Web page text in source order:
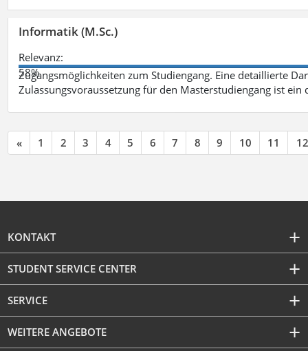
Informatik (M.Sc.)
Relevanz:
58%
Zugangsmöglichkeiten zum Studiengang. Eine detaillierte
Zulassungsvoraussetzung für den Masterstudiengang ist
« 1 2 3 4 5 6 7 8 9 10 11 12
KONTAKT
STUDENT SERVICE CENTER
SERVICE
WEITERE ANGEBOTE